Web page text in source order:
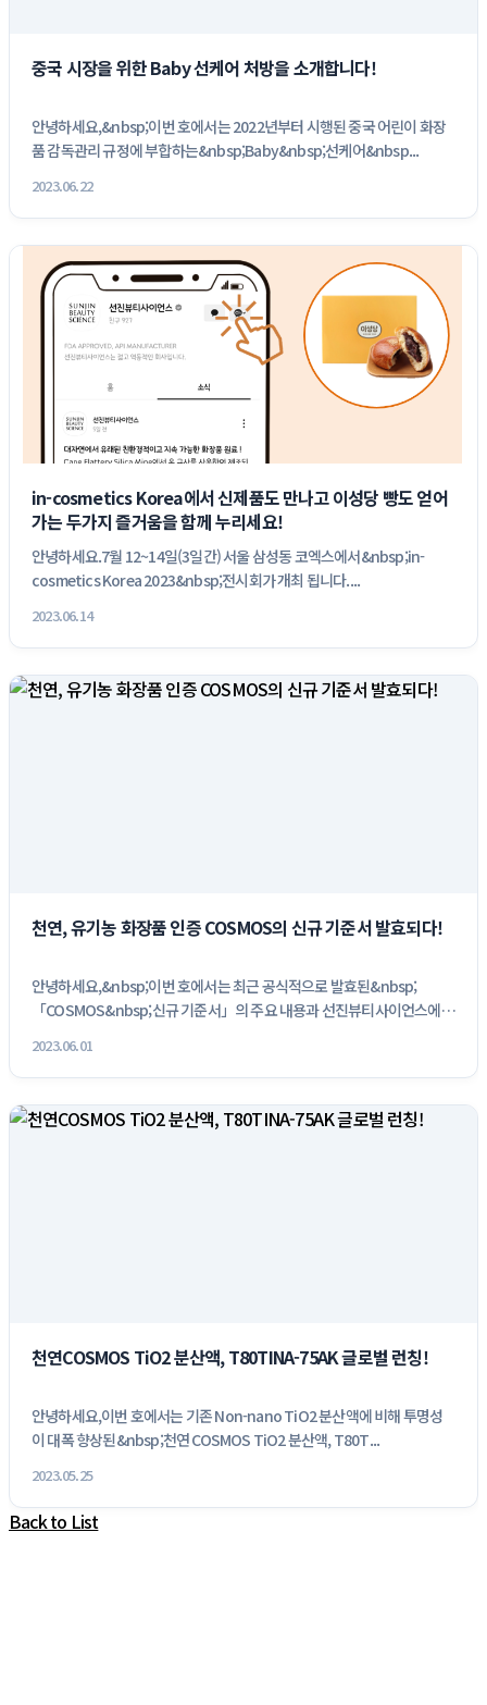
중국 시장을 위한 Baby 선케어 처방을 소개합니다!
안녕하세요,&nbsp;이번 호에서는 2022년부터 시행된 중국 어린이 화장
품 감독관리 규정에 부합하는&nbsp;Baby&nbsp;선케어&nbsp...
2023.06.22
in-cosmetics Korea에서 신제품도 만나고 이성당 빵도 얻어
가는 두가지 즐거움을 함께 누리세요!
안녕하세요.7월 12~14일(3일간) 서울 삼성동 코엑스에서&nbsp;in-
cosmetics Korea 2023&nbsp;전시회가 개최 됩니다....
2023.06.14
천연, 유기농 화장품 인증 COSMOS의 신규 기준서 발효되다!
안녕하세요,&nbsp;이번 호에서는 최근 공식적으로 발효된&nbsp;
「COSMOS&nbsp;신규 기준서」의 주요 내용과 선진뷰티사이언스에서
2023.06.01
천연COSMOS TiO2 분산액, T80TINA-75AK 글로벌 런칭!
안녕하세요,이번 호에서는 기존 Non-nano TiO2 분산액에 비해 투명성
이 대폭 향상된&nbsp;천연 COSMOS TiO2 분산액, T80T...
2023.05.25
Back to List